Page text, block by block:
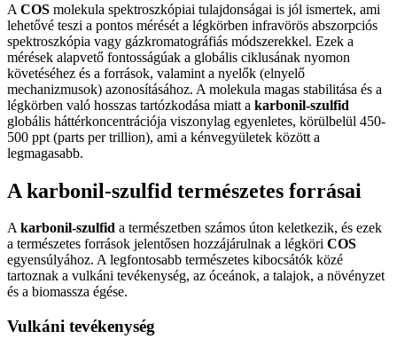
A COS molekula spektroszkópiai tulajdonságai is jól ismertek, ami
lehetővé teszi a pontos mérését a légkörben infravörös abszorpciós
spektroszkópia vagy gázkromatográfiás módszerekkel. Ezek a
mérések alapvető fontosságúak a globális ciklusának nyomon
követéséhez és a források, valamint a nyelők (elnyelő
mechanizmusok) azonosításához. A molekula magas stabilitása és a
légkörben való hosszas tartózkodása miatt a karbonil-szulfid
globális háttérkoncentrációja viszonylag egyenletes, körülbelül 450-
500 ppt (parts per trillion), ami a kénvegyületek között a
legmagasabb.
A karbonil-szulfid természetes forrásai
Akarbonil-szulfid a természetben számos úton keletkezik, és ezek
a természetes források jelentősen hozzájárulnak a légköri COS
egyensúlyához. A legfontosabb természetes kibocsátók közé
tartoznak a vulkáni tevékenység, az óceánok, a talajok, a növényzet
és a biomassza égése.
Vulkáni tevékenység